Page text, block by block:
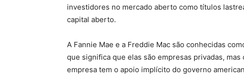
investidores no mercado aberto como títulos
capital aberto.
A Fannie Mae e a Freddie Mac são conhecidas
que significa que elas são empresas privadas,
empresa tem o apoio implícito do governo